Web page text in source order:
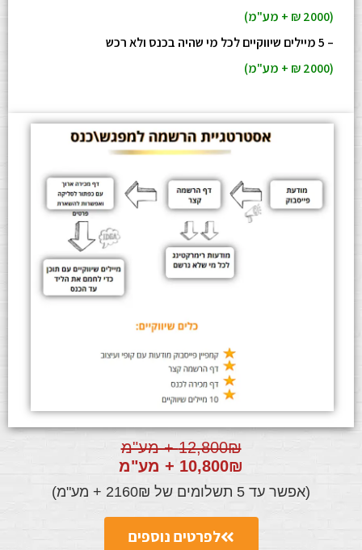
(2000 ₪ + מע"מ)
– 5 מיילים שיווקיים לכל מי שהיה בכנס ולא רכש
(2000 ₪ + מע"מ)
12,800₪ + מע"מ
10,800₪ + מע"מ
(אפשר עד 5 תשלומים של 2160₪ + מע"מ)
לפרטים נוספים